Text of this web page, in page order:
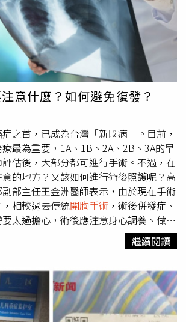
動時會受到輕微限制，一般活動會引發氣
早期暈厥第三級休息狀態可能無症狀，但
制，輕微活動會引發氣喘、疲倦、胸
休息狀態即有症狀。可能已合併右心衰
壓屬罕見 5年內死亡率高達36%簡振宇
之前有急性肺栓塞病史，因為活動會喘，
脈栓塞造成的肺高壓，在進一步的診療
高壓造成右心衰竭。慢性肺栓塞造成的
肺高壓，屬於罕見疾病，每百萬人只有
是因為慢性的血栓，造成血管阻塞、血
導致血管收縮而引發肺高壓。常見症狀
、咳血或者下肢水腫，或是活動時暈厥
，5年內的死亡率高達36%。治療慢性
式一次看慢性肺栓塞肺高壓治療有三
動脈內膜剝除手術，可以治癒疾病，但
險較高；簡振宇醫師積極發展肺動脈氣球
通血管，病人術後隔天可出院，風險較
之苦；此外還可以使用藥物，協助放鬆
生不願意開刀，因此陸續為他施行三次
，並協助申請肺高壓藥物治療，讓蕭先生
常，活動喘的狀況改善許多，整體恢復非
肺栓塞要留意 牢記這些守則簡振宇醫師
意什麼？如何避免復發？
之首，已成為台灣「新國病」。目前，
最為重要，1A、1B、2A、2B、3A的早
估後，大部分都可進行手術。不過，在
的地方？又該如何進行術後照護呢？高
部主任王金洲醫師表示，由於現在手術
相較過去傳統開胸手術 ，術後併發症、
太過擔心，術後應注意身心調養、做運
及體能，而菸、環境物質暴露等致癌風
重要的部分就是避免復發、定期追蹤。
發可能 如何降低復發風險？肺癌手術後
發機率。王金洲醫師表示，以5年存活率
率約有65－75%；2期約有50－70%；
40%，而復發風險以1A、1B期來說大概
繼續閱讀